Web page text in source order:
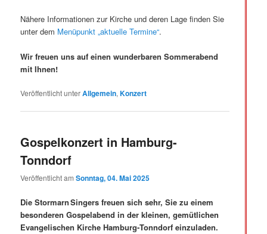
Nähere Informationen zur Kirche und deren Lage finden Sie
unter dem Menüpunkt „aktuelle Termine“.
Wir freuen uns auf einen wunderbaren Sommerabend
mit Ihnen!
Veröffentlicht unterAllgemein,Konzert
Gospelkonzert in Hamburg-
Tonndorf
Veröffentlicht amSonntag, 04. Mai 2025
Die Stormarn Singers freuen sich sehr, Sie zu einem
besonderen Gospelabend in der kleinen, gemütlichen
Evangelischen Kirche Hamburg‑Tonndorf einzuladen.